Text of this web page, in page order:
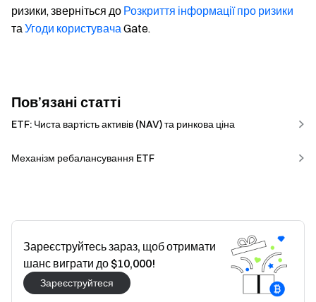
ризики, зверніться до Розкриття інформації про ризики
таУгоди користувачаGate.
Пов’язані статті
ETF: Чиста вартість активів (NAV) та ринкова ціна
Механізм ребалансування ETF
Зареєструйтесь зараз, щоб отримати
шанс виграти до $10,000!
Зареєструйтеся